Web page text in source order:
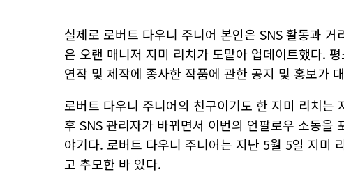
실제로 로버트 다우니 주니어 본인은 SNS 활동과
은 오랜 매니저 지미 리치가 도맡아 업데이트했다.
연작 및 제작에 종사한 작품에 관한 공지 및 홍보가
로버트 다우니 주니어의 친구이기도 한 지미 리치는
후 SNS 관리자가 바뀌면서 이번의 언팔로우 소동을
야기다. 로버트 다우니 주니어는 지난 5월 5일 지미
고 추모한 바 있다.